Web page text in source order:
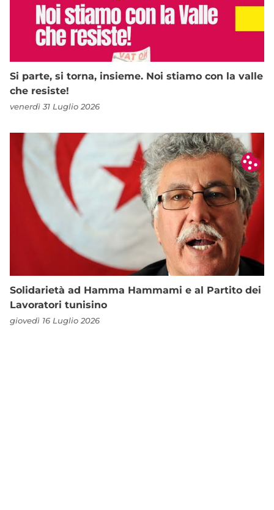
Si parte, si torna, insieme. Noi stiamo con la valle
che resiste!
venerdì 31 Luglio 2026
Solidarietà ad Hamma Hammami e al Partito dei
Lavoratori tunisino
giovedì 16 Luglio 2026